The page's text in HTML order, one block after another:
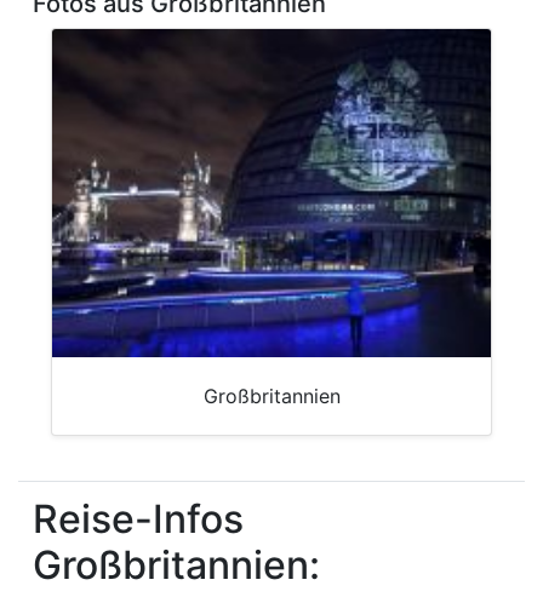
Großbritannien
Reise-Infos
Großbritannien: